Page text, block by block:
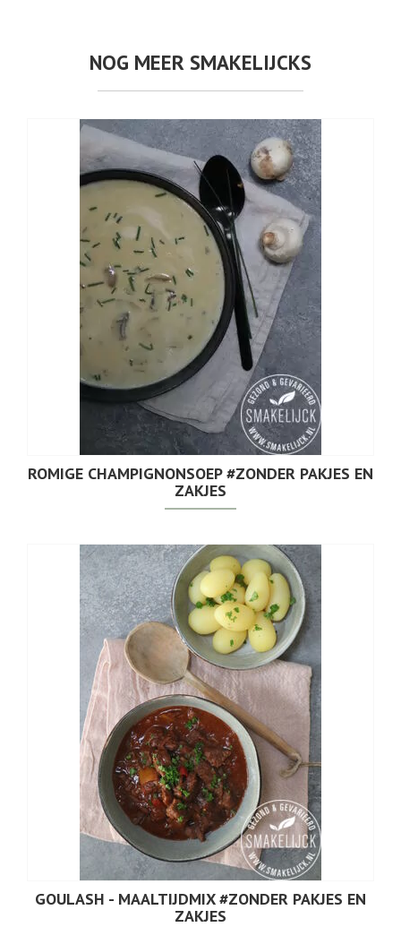
NOG MEER SMAKELIJCKS
ROMIGE CHAMPIGNONSOEP #ZONDER PAKJES EN
ZAKJES
GOULASH - MAALTIJDMIX #ZONDER PAKJES EN
ZAKJES